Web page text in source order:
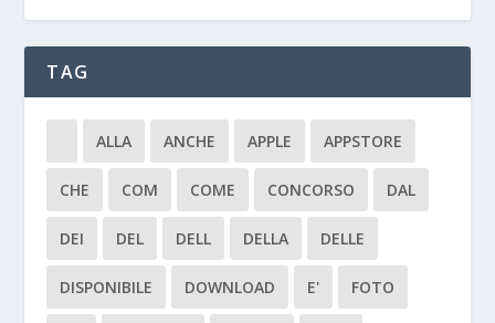
TAG
ALLA ANCHE APPLE APPSTORE
CHE COM COME CONCORSO DAL
DEI DEL DELL DELLA DELLE
DISPONIBILE DOWNLOAD E' FOTO